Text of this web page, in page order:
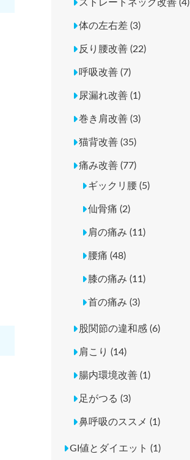
ストレートネック改善 (4)
体の左右差 (3)
反り腰改善 (22)
呼吸改善 (7)
尿漏れ改善 (1)
巻き肩改善 (3)
猫背改善 (35)
痛み改善 (77)
ギックリ腰 (5)
仙骨痛 (2)
肩の痛み (11)
腰痛 (48)
膝の痛み (11)
首の痛み (3)
股関節の違和感 (6)
肩こり (14)
腸内環境改善 (1)
足がつる (3)
鼻呼吸のススメ (1)
GI値とダイエット (1)